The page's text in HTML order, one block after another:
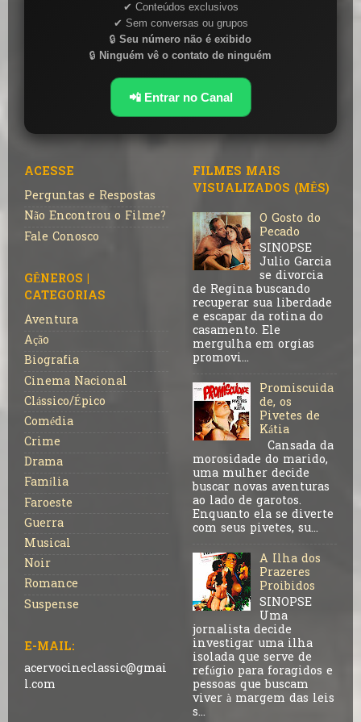
✔ Conteúdos exclusivos
✔ Sem conversas ou grupos
🔒 Seu número não é exibido
🔒 Ninguém vê o contato de ninguém
📲 Entrar no Canal
ACESSE
Perguntas e Respostas
Não Encontrou o Filme?
Fale Conosco
GÊNEROS |
CATEGORIAS
Aventura
Ação
Biografia
Cinema Nacional
Clássico/Épico
Comédia
Crime
Drama
Família
Faroeste
Guerra
Musical
Noir
Romance
Suspense
E-MAIL:
acervocineclassic@gmai
l.com
FILMES MAIS
VISUALIZADOS (MÊS)
O Gosto do
Pecado
SINOPSE
Julio Garcia
se divorcia
de Regina buscando
recuperar sua liberdade
e escapar da rotina do
casamento. Ele
mergulha em orgias
promovi...
Promiscuida
de, os
Pivetes de
Kátia
Cansada da
morosidade do marido,
uma mulher decide
buscar novas aventuras
ao lado de garotos.
Enquanto ela se diverte
com seus pivetes, su...
A Ilha dos
Prazeres
Proibidos
SINOPSE
Uma
jornalista decide
investigar uma ilha
isolada que serve de
refúgio para foragidos e
pessoas que buscam
viver à margem das leis
s...